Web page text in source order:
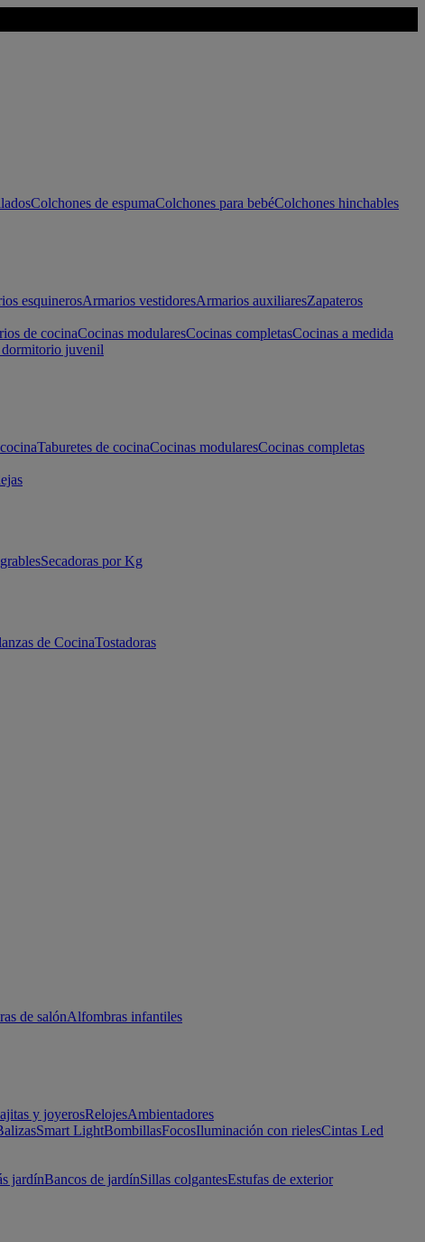
Colchones de espumaColchones para bebéColchones hinchables
esquinerosArmarios vestidoresArmarios auxiliaresZapateros
de cocinaCocinas modularesCocinas completasCocinas a medida
juvenil
Taburetes de cocinaCocinas modularesCocinas completas
Secadoras por Kg
de CocinaTostadoras
de salónAlfombras infantiles
y joyerosRelojesAmbientadores
Smart LightBombillasFocosIluminación con rielesCintas Led
jardínBancos de jardínSillas colgantesEstufas de exterior